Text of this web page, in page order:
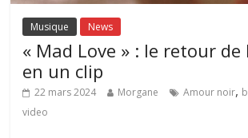
Musique News
« Mad Love » : le retour de
en un clip
22 mars 2024 Morgane Amour noir,
video